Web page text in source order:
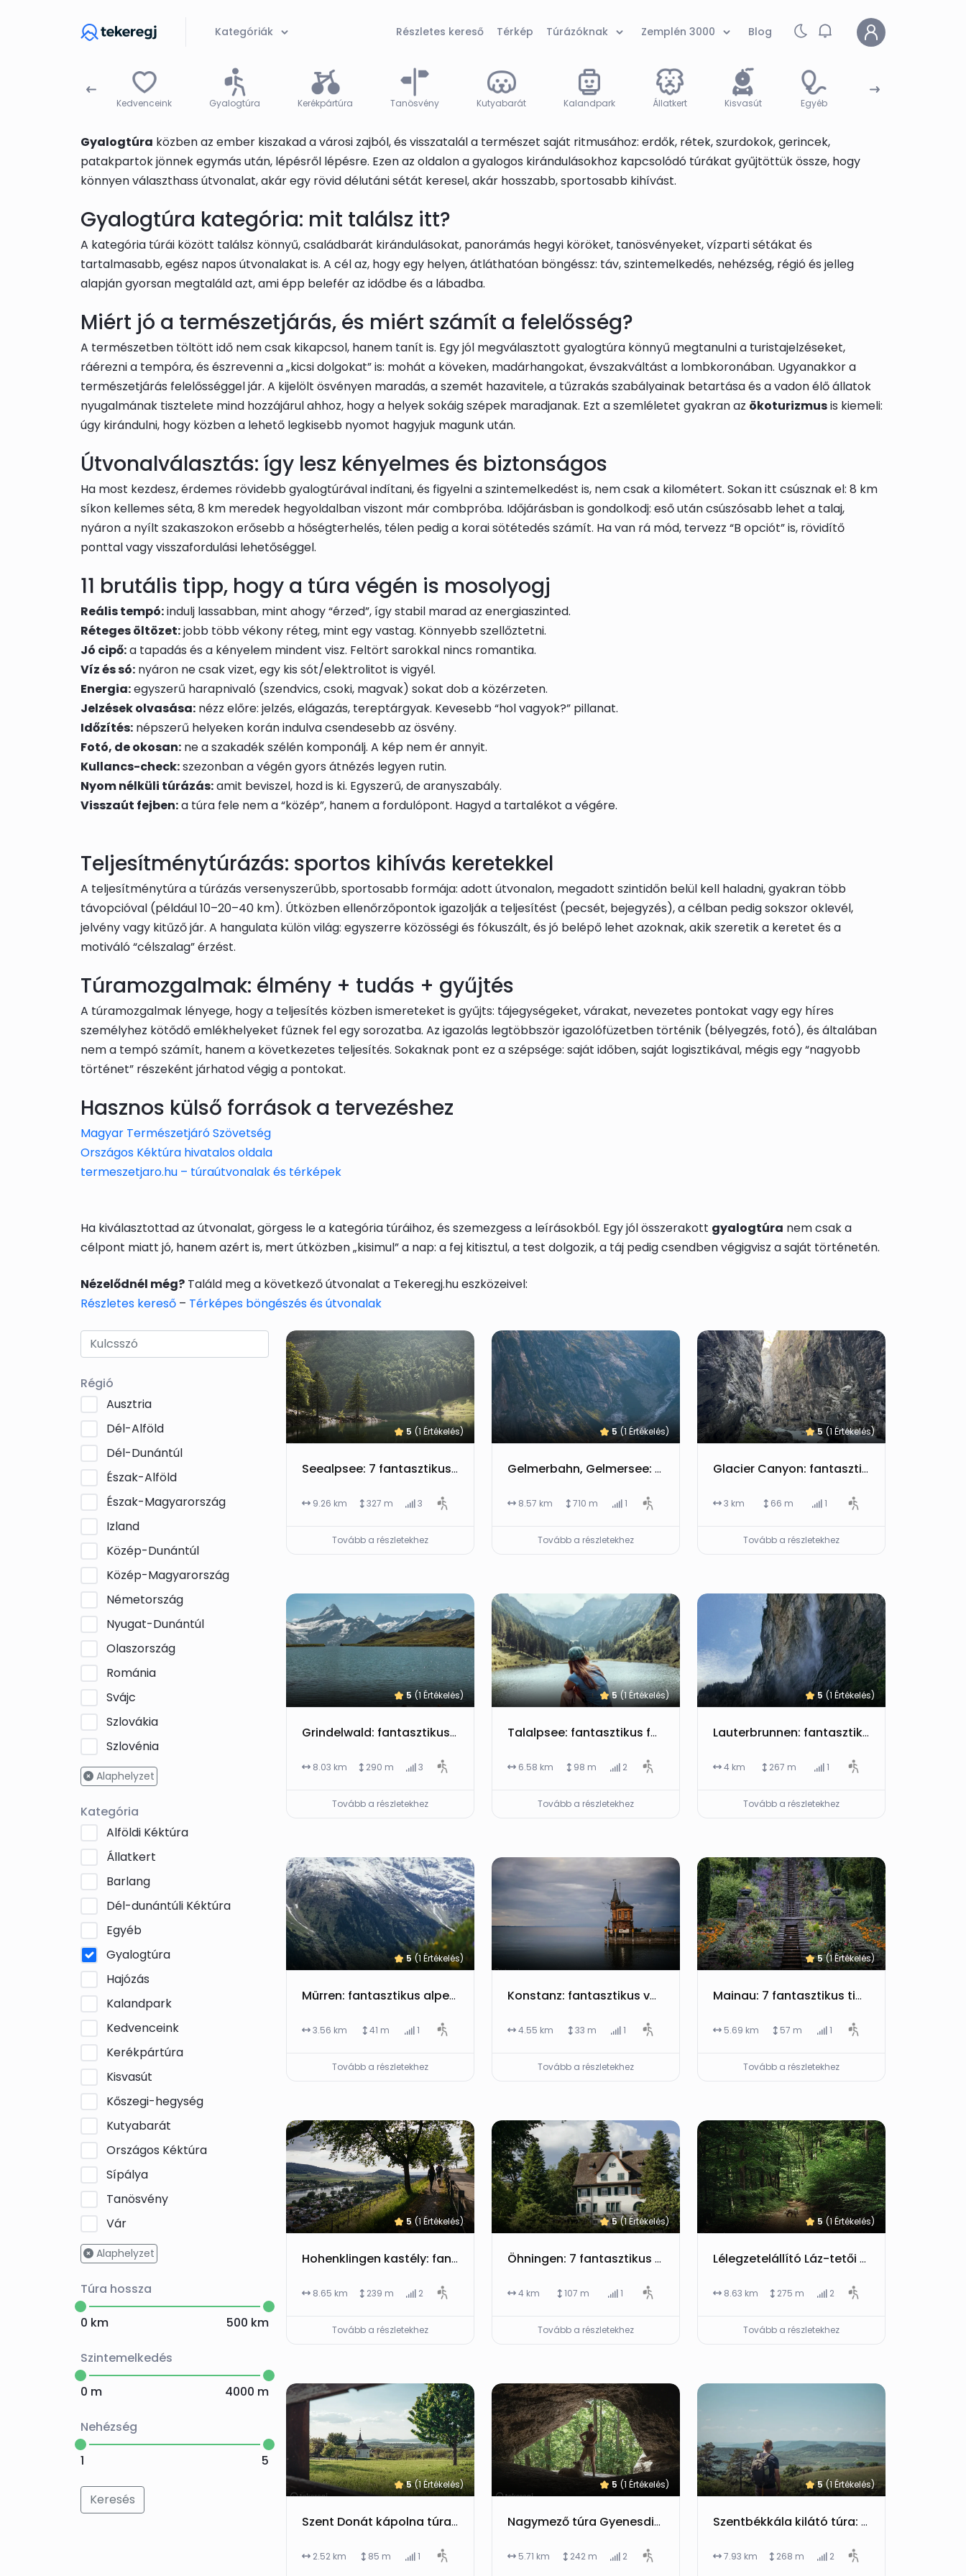
Kategóriák Részletes kereső Térkép Túrázóknak Zemplén 3000 Blog
Kedvenceink Gyalogtúra Kerékpártúra Tanösvény Kutyabarát Kalandpark Állatkert Kisvasút Egyéb
Gyalogtúra közben az ember kiszakad a városi zajból, és visszatalál a természet saját ritmusához: erdők, rétek, szurdokok, gerincek,
patakpartok jönnek egymás után, lépésről lépésre. Ezen az oldalon a gyalogos kirándulásokhoz kapcsolódó túrákat gyűjtöttük össze, hogy
könnyen választhass útvonalat, akár egy rövid délutáni sétát keresel, akár hosszabb, sportosabb kihívást.
Gyalogtúra kategória: mit találsz itt?
A kategória túrái között találsz könnyű, családbarát kirándulásokat, panorámás hegyi köröket, tanösvényeket, vízparti sétákat és
tartalmasabb, egész napos útvonalakat is. A cél az, hogy egy helyen, átláthatóan böngéssz: táv, szintemelkedés, nehézség, régió és jelleg
alapján gyorsan megtaláld azt, ami épp belefér az idődbe és a lábadba.
Miért jó a természetjárás, és miért számít a felelősség?
A természetben töltött idő nem csak kikapcsol, hanem tanít is. Egy jól megválasztott gyalogtúra könnyű megtanulni a turistajelzéseket,
ráérezni a tempóra, és észrevenni a „kicsi dolgokat” is: mohát a köveken, madárhangokat, évszakváltást a lombkoronában. Ugyanakkor a
természetjárás felelősséggel jár. A kijelölt ösvényen maradás, a szemét hazavitele, a tűzrakás szabályainak betartása és a vadon élő állatok
nyugalmának tisztelete mind hozzájárul ahhoz, hogy a helyek sokáig szépek maradjanak. Ezt a szemléletet gyakran az ökoturizmusis kiemeli:
úgy kirándulni, hogy közben a lehető legkisebb nyomot hagyjuk magunk után.
Útvonalválasztás: így lesz kényelmes és biztonságos
Ha most kezdesz, érdemes rövidebb gyalogtúrával indítani, és figyelni a szintemelkedést is, nem csak a kilométert. Sokan itt csúsznak el: 8 km
síkon kellemes séta, 8 km meredek hegyoldalban viszont már combpróba. Időjárásban is gondolkodj: eső után csúszósabb lehet a talaj,
nyáron a nyílt szakaszokon erősebb a hőségterhelés, télen pedig a korai sötétedés számít. Ha van rá mód, tervezz “B opciót” is, rövidítő
ponttal vagy visszafordulási lehetőséggel.
11 brutális tipp, hogy a túra végén is mosolyogj
Reális tempó:indulj lassabban, mint ahogy “érzed”, így stabil marad az energiaszinted.
Réteges öltözet:jobb több vékony réteg, mint egy vastag. Könnyebb szellőztetni.
Jó cipő:a tapadás és a kényelem mindent visz. Feltört sarokkal nincs romantika.
Víz és só: nyáron ne csak vizet, egy kis sót/elektrolitot is vigyél.
Energia:egyszerű harapnivaló (szendvics, csoki, magvak) sokat dob a közérzeten.
Jelzések olvasása: nézz előre: jelzés, elágazás, tereptárgyak. Kevesebb “hol vagyok?” pillanat.
Időzítés: népszerű helyeken korán indulva csendesebb az ösvény.
Fotó, de okosan: ne a szakadék szélén komponálj. A kép nem ér annyit.
Kullancs-check:szezonban a végén gyors átnézés legyen rutin.
Nyom nélküli túrázás:amit beviszel, hozd is ki. Egyszerű, de aranyszabály.
Visszaút fejben:a túra fele nem a “közép”, hanem a fordulópont. Hagyd a tartalékot a végére.
Teljesítménytúrázás: sportos kihívás keretekkel
A teljesítménytúra a túrázás versenyszerűbb, sportosabb formája: adott útvonalon, megadott szintidőn belül kell haladni, gyakran több
távopcióval (például 10–20–40 km). Útközben ellenőrzőpontok igazolják a teljesítést (pecsét, bejegyzés), a célban pedig sokszor oklevél,
jelvény vagy kitűző jár. A hangulata külön világ: egyszerre közösségi és fókuszált, és jó belépő lehet azoknak, akik szeretik a keretet és a
motiváló “célszalag” érzést.
Túramozgalmak: élmény + tudás + gyűjtés
A túramozgalmak lényege, hogy a teljesítés közben ismereteket is gyűjts: tájegységeket, várakat, nevezetes pontokat vagy egy híres
személyhez kötődő emlékhelyeket fűznek fel egy sorozatba. Az igazolás legtöbbször igazolófüzetben történik (bélyegzés, fotó), és általában
nem a tempó számít, hanem a következetes teljesítés. Sokaknak pont ez a szépsége: saját időben, saját logisztikával, mégis egy “nagyobb
történet” részeként járhatod végig a pontokat.
Hasznos külső források a tervezéshez
Magyar Természetjáró Szövetség
Országos Kéktúra hivatalos oldala
termeszetjaro.hu – túraútvonalak és térképek
Ha kiválasztottad az útvonalat, görgess le a kategória túráihoz, és szemezgess a leírásokból. Egy jól összerakott gyalogtúra nem csak a
célpont miatt jó, hanem azért is, mert útközben „kisimul” a nap: a fej kitisztul, a test dolgozik, a táj pedig csendben végigvisz a saját történetén.
Nézelődnél még? Találd meg a következő útvonalat a Tekeregj.hu eszközeivel:
Részletes kereső – Térképes böngészés és útvonalak
Régió
Ausztria
Dél-Alföld
Dél-Dunántúl
Észak-Alföld
Észak-Magyarország
Izland
Közép-Dunántúl
Közép-Magyarország
Németország
Nyugat-Dunántúl
Olaszország
Románia
Svájc
Szlovákia
Szlovénia
Alaphelyzet
Kategória
Alföldi Kéktúra
Állatkert
Barlang
Dél-dunántúli Kéktúra
Egyéb
Gyalogtúra
Hajózás
Kalandpark
Kedvenceink
Kerékpártúra
Kisvasút
Kőszegi-hegység
Kutyabarát
Országos Kéktúra
Sípálya
Tanösvény
Vár
Alaphelyzet
Túra hossza
0 km 500 km
Szintemelkedés
0 m 4000 m
Nehézség
1 5
Keresés
5 (1 Értékelés)
Seealpsee: 7 fantasztikus tipp az Alpstein legszebb tavához, túrákkal és környék látnivalókkal
9.26 km 327 m 3
Tovább a részletekhez
5 (1 Értékelés)
Gelmerbahn, Gelmersee: 7 brutál tipp a svájci meredek kisvasúthoz és a vadregényes víztározó-tó köréhez
8.57 km 710 m 1
Tovább a részletekhez
5 (1 Értékelés)
Glacier Canyon: fantasztikus grindelwaldi szurdokélmény jegyárakkal, nyitvatartással és tippekkel
3 km 66 m 1
Tovább a részletekhez
5 (1 Értékelés)
Grindelwald: fantasztikus First nap és Bachalpsee viewpoint túra parkolással, felvonóval és tippekkel
8.03 km 290 m 3
Tovább a részletekhez
5 (1 Értékelés)
Talalpsee: fantasztikus felvonós túra Habergschwandból, végig gyalog a parkolóig
6.58 km 98 m 2
Tovább a részletekhez
5 (1 Értékelés)
Lauterbrunnen: fantasztikus nap a Staubbachfallnál, völgytúrákkal és programokkal
4 km 267 m 1
Tovább a részletekhez
5 (1 Értékelés)
Mürren: fantasztikus alpesi nap felvonókkal, kilátókkal és túrákkal a Lauterbrunnen-völgy felett
3.56 km 41 m 1
Tovább a részletekhez
Konstanz: fantasztikus városnézés a Bodensee partján, programokkal és gasztróval
4.55 km 33 m 1
Tovább a részletekhez
5 (1 Értékelés)
Mainau: 7 fantasztikus tipp a Bodensee virágszigetéhez, történelemmel és programokkal
5.69 km 57 m 1
Tovább a részletekhez
5 (1 Értékelés)
Hohenklingen kastély: fantasztikus gyalogtúra Öhningenből a Rajna partján vissza a városba
8.65 km 239 m 2
Tovább a részletekhez
5 (1 Értékelés)
Öhningen: 7 fantasztikus tipp egy bodensee-i gyalogtúrához Németországban
4 km 107 m 1
Tovább a részletekhez
5 (1 Értékelés)
Lélegzetelállító Láz-tetői kilátó: Vállus körül a medvehagyma-mezőktől a Szent Miklós-forrásig
8.63 km 275 m 2
Tovább a részletekhez
5 (1 Értékelés)
Szent Donát kápolna túra: kihagyhatatlan élmény Balatonlellén a Kishegyi kilátóig
2.52 km 85 m 1
5 (1 Értékelés)
Nagymező túra Gyenesdiáson: 9 kihagyhatatlan pont a Festetics-kilátóig
5.71 km 242 m 2
5 (1 Értékelés)
Szentbékkála kilátó túra: 7 kihagyhatatlan pont Szentbékkálán (Balaton-felvidék)
7.93 km 268 m 2